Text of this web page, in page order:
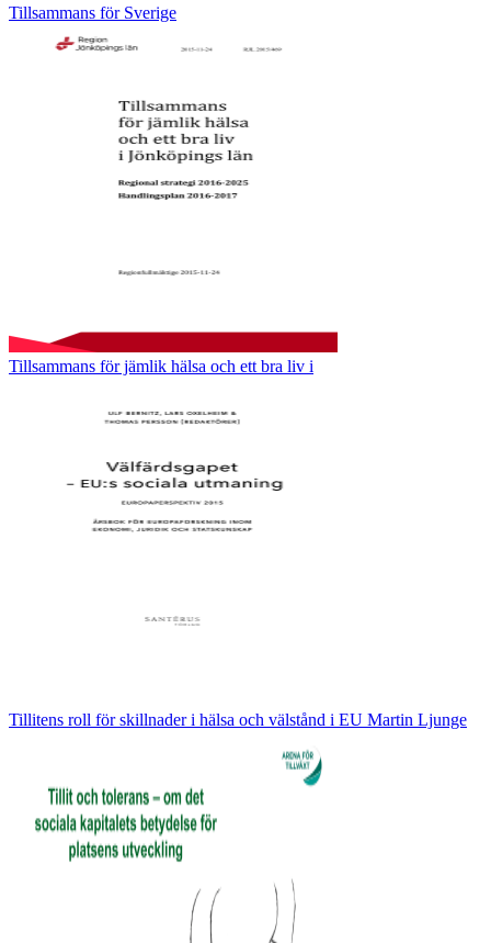
Tillsammans för Sverige
Tillsammans för jämlik hälsa och ett bra liv i
Tillitens roll för skillnader i hälsa och välstånd i EU Martin Ljunge